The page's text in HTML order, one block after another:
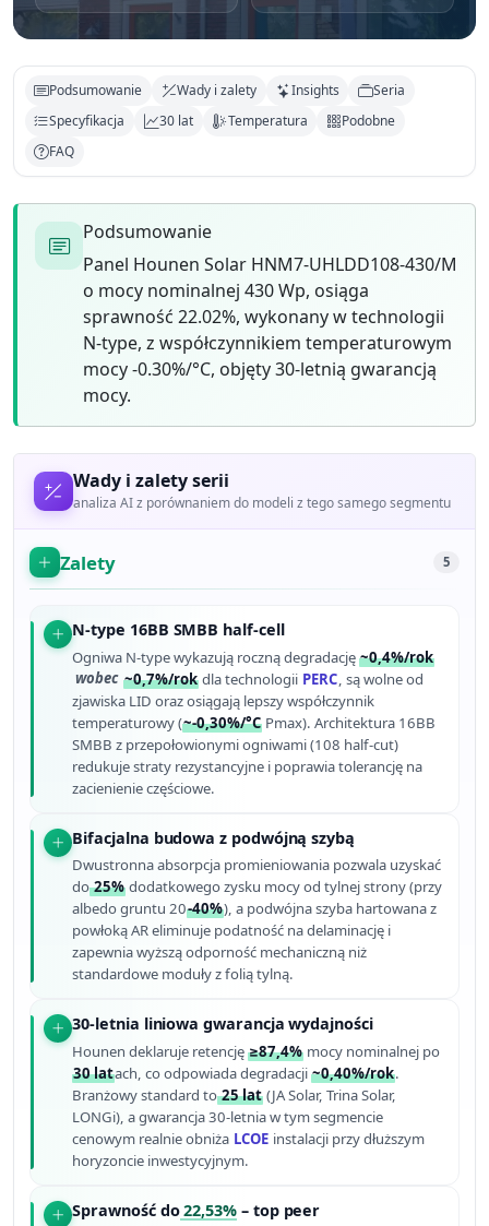
Podsumowanie Wady i zalety Insights
Seria
Specyfikacja
30 lat Temperatura
Podobne
FAQ
Podsumowanie
Panel Hounen Solar HNM7-UHLDD108-430/M
o mocy nominalnej 430 Wp, osiąga
sprawność 22.02%, wykonany w technologii
N-type, z współczynnikiem temperaturowym
mocy -0.30%/°C, objęty 30-letnią gwarancją
mocy.
Wady i zalety serii
analiza AI z porównaniem do modeli z tego samego segmentu
Zalety 5
N-type 16BB SMBB half-cell
Ogniwa N-type wykazują roczną degradację~0,4%/rok
wobec ~0,7%/rok dla technologii PERC, są wolne od
zjawiska LID oraz osiągają lepszy współczynnik
temperaturowy (~-0,30%/°C Pmax). Architektura 16BB
SMBB z przepołowionymi ogniwami (108 half-cut)
redukuje straty rezystancyjne i poprawia tolerancję na
zacienienie częściowe.
Bifacjalna budowa z podwójną szybą
Dwustronna absorpcja promieniowania pozwala uzyskać
do25% dodatkowego zysku mocy od tylnej strony (przy
albedo gruntu 20-40%), a podwójna szyba hartowana z
powłoką AR eliminuje podatność na delaminację i
zapewnia wyższą odporność mechaniczną niż
standardowe moduły z folią tylną.
30-letnia liniowa gwarancja wydajności
Hounen deklaruje retencję≥87,4% mocy nominalnej po
30 latach, co odpowiada degradacji~0,40%/rok.
Branżowy standard to25 lat (JA Solar, Trina Solar,
LONGi), a gwarancja 30-letnia w tym segmencie
cenowym realnie obniża LCOE instalacji przy dłuższym
horyzoncie inwestycyjnym.
Sprawność do22,53% – top peer